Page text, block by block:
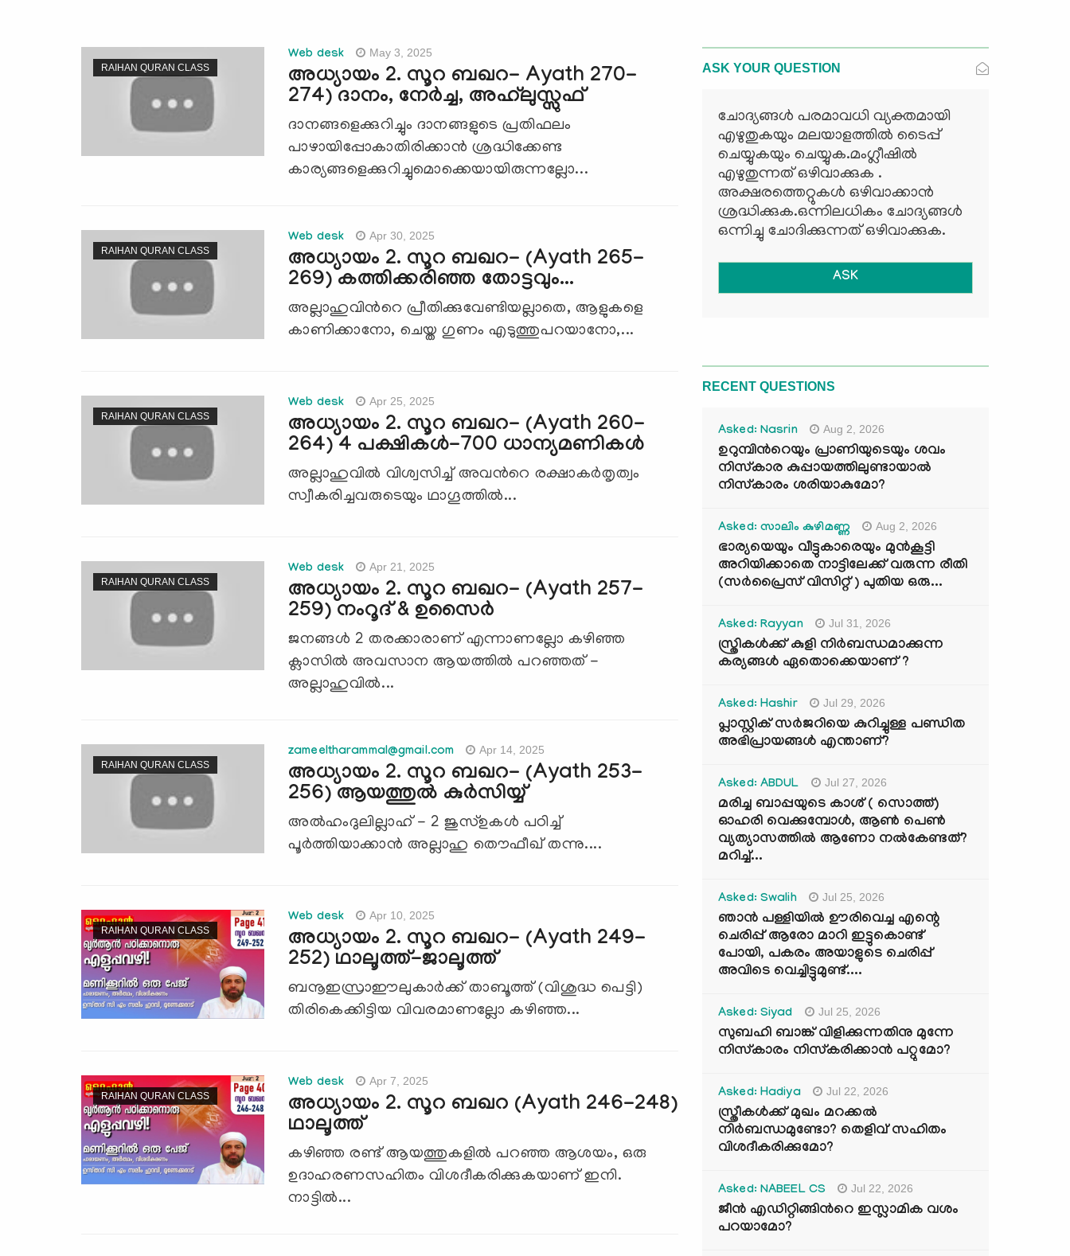
RAIHAN QURAN CLASS
Web desk May 3, 2025
അധ്യായം 2. സൂറ ബഖറ- Ayath 270-
274) ദാനം, നേർച്ച, അഹ്‌ലുസ്സുഫ്
ദാനങ്ങളെക്കുറിച്ചും ദാനങ്ങളുടെ പ്രതിഫലം
പാഴായിപ്പോകാതിരിക്കാന്‍ ശ്രദ്ധിക്കേണ്ട
കാര്യങ്ങളെക്കുറിച്ചുമൊക്കെയായിരുന്നല്ലോ...
RAIHAN QURAN CLASS
Web desk Apr 30, 2025
അധ്യായം 2. സൂറ ബഖറ- (Ayath 265-
269) കത്തിക്കരിഞ്ഞ തോട്ടവും...
അല്ലാഹുവിന്‍റെ പ്രീതിക്കുവേണ്ടിയല്ലാതെ, ആളുകളെ
കാണിക്കാനോ, ചെയ്ത ഗുണം എടുത്തുപറയാനോ,...
RAIHAN QURAN CLASS
Web desk Apr 25, 2025
അധ്യായം 2. സൂറ ബഖറ- (Ayath 260-
264) 4 പക്ഷികൾ-700 ധാന്യമണികൾ
അല്ലാഹുവില്‍ വിശ്വസിച്ച് അവന്‍റെ രക്ഷാകര്‍തൃത്വം
സ്വീകരിച്ചവരുടെയും ഥാഗൂത്തില്‍...
RAIHAN QURAN CLASS
Web desk Apr 21, 2025
അധ്യായം 2. സൂറ ബഖറ- (Ayath 257-
259) നംറൂദ് & ഉസൈർ
ജനങ്ങള്‍ 2 തരക്കാരാണ് എന്നാണല്ലോ കഴിഞ്ഞ
ക്ലാസില്‍ അവസാന ആയത്തില്‍ പറഞ്ഞത് -
അല്ലാഹുവില്‍...
RAIHAN QURAN CLASS
zameeltharammal@gmail.com Apr 14, 2025
അധ്യായം 2. സൂറ ബഖറ- (Ayath 253-
256) ആയത്തുൽ കുർസിയ്യ്
അല്‍ഹംദുലില്ലാഹ് - 2 ജുസ്ഉകള്‍ പഠിച്ച്
പൂര്‍ത്തിയാക്കാന്‍ അല്ലാഹു തൌഫീഖ് തന്നു....
RAIHAN QURAN CLASS
Web desk Apr 10, 2025
അധ്യായം 2. സൂറ ബഖറ- (Ayath 249-
252) ഥാലൂത്ത്-ജാലൂത്ത്
ബനൂഇസ്രാഈലുകാര്‍ക്ക് താബൂത്ത് (വിശുദ്ധ പെട്ടി)
തിരികെക്കിട്ടിയ വിവരമാണല്ലോ കഴിഞ്ഞ...
RAIHAN QURAN CLASS
Web desk Apr 7, 2025
അധ്യായം 2. സൂറ ബഖറ (Ayath 246-248)
ഥാലൂത്ത്
കഴിഞ്ഞ രണ്ട് ആയത്തുകളില്‍ പറഞ്ഞ ആശയം, ഒരു
ഉദാഹരണസഹിതം വിശദീകരിക്കുകയാണ് ഇനി.
നാട്ടില്‍...
ASK YOUR QUESTION
ചോദ്യങ്ങള്‍ പരമാവധി വ്യക്തമായി
എഴുതുകയും മലയാളത്തില്‍ ടൈപ്പ്
ചെയ്യുകയും ചെയ്യുക.മംഗ്ലീഷില്‍
എഴുതുന്നത് ഒഴിവാക്കുക .
അക്ഷരത്തെറ്റുകള്‍ ഒഴിവാക്കാന്‍
ശ്രദ്ധിക്കുക.ഒന്നിലധികം ചോദ്യങ്ങള്‍
ഒന്നിച്ചു ചോദിക്കുന്നത് ഒഴിവാക്കുക.
ASK
RECENT QUESTIONS
Asked: Nasrin Aug 2, 2026
ഉറുമ്പിന്‍റെയും പ്രാണിയുടെയും ശവം
നിസ്കാര കുപ്പായത്തിലുണ്ടായാൽ
നിസ്കാരം ശരിയാകുമോ?
Asked: സാലിം കുഴിമണ്ണ Aug 2, 2026
ഭാര്യയെയും വീട്ടുകാരെയും മുൻകൂട്ടി
അറിയിക്കാതെ നാട്ടിലേക്ക് വരുന്ന രീതി
(സർപ്രൈസ് വിസിറ്റ് ) പുതിയ ഒരു...
Asked: Rayyan Jul 31, 2026
സ്ത്രികൾക്ക് കുളി നിർബന്ധമാക്കുന്ന
കര്യങ്ങൾ ഏതൊക്കെയാണ് ?
Asked: Hashir Jul 29, 2026
പ്ലാസ്റ്റിക് സർജറിയെ കുറിച്ചുള്ള പണ്ഡിത
അഭിപ്രായങ്ങൾ എന്താണ്?
Asked: ABDUL Jul 27, 2026
മരിച്ച ബാപ്പയുടെ കാശ് ( സൊത്ത്)
ഓഹരി വെക്കുമ്പോൾ, ആണ്‍ പെണ്‍
വ്യത്യാസത്തില്‍ ആണോ നല്‍കേണ്ടത്?
മറിച്ച്...
Asked: Swalih Jul 25, 2026
ഞാൻ പള്ളിയിൽ ഊരിവെച്ച എന്റെ
ചെരിപ്പ് ആരോ മാറി ഇട്ടുകൊണ്ട്
പോയി, പകരം അയാളുടെ ചെരിപ്പ്
അവിടെ വെച്ചിട്ടുമുണ്ട്....
Asked: Siyad Jul 25, 2026
സുബഹി ബാങ്ക് വിളിക്കുന്നതിനു മുന്നേ
നിസ്കാരം നിസ്കരിക്കാൻ പറ്റുമോ?
Asked: Hadiya Jul 22, 2026
സ്ത്രീകൾക്ക് മുഖം മറക്കൽ
നിർബന്ധമുണ്ടോ? തെളിവ് സഹിതം
വിശദീകരിക്കുമോ?
Asked: NABEEL CS Jul 22, 2026
ജീൻ എഡിറ്റിങ്ങിന്‍റെ ഇസ്ലാമിക വശം
പറയാമോ?